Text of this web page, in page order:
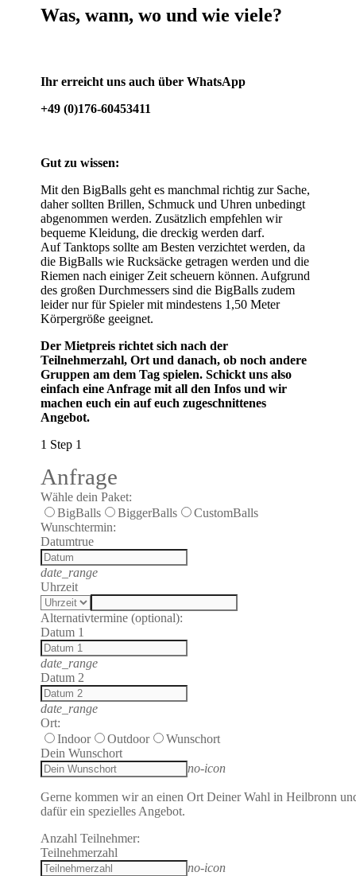
Was, wann, wo und wie viele?
Ihr erreicht uns auch über WhatsApp
+49 (0)176-60453411
Gut zu wissen:
Mit den BigBalls geht es manchmal richtig zur Sache,
daher sollten Brillen, Schmuck und Uhren unbedingt
abgenommen werden. Zusätzlich empfehlen wir
bequeme Kleidung, die dreckig werden darf.
Auf Tanktops sollte am Besten verzichtet werden, da
die BigBalls wie Rucksäcke getragen werden und die
Riemen nach einiger Zeit scheuern können. Aufgrund
des großen Durchmessers sind die BigBalls zudem
leider nur für Spieler mit mindestens 1,50 Meter
Körpergröße geeignet.
Der Mietpreis richtet sich nach der
Teilnehmerzahl, Ort und danach, ob noch andere
Gruppen am dem Tag spielen. Schickt uns also
einfach eine Anfrage mit all den Infos und wir
machen euch ein auf euch zugeschnittenes
Angebot.
1 Step 1
Anfrage
Wähle dein Paket:
BigBalls
BiggerBalls
CustomBalls
Wunschtermin:
Datumtrue
date_range
Uhrzeit
Alternativtermine (optional):
Datum 1
date_range
Datum 2
date_range
Ort:
Indoor
Outdoor
Wunschort
Dein Wunschort
no-icon
Gerne kommen wir an einen Ort Deiner Wahl in Heilbronn
dafür ein spezielles Angebot.
Anzahl Teilnehmer:
Teilnehmerzahl
no-icon